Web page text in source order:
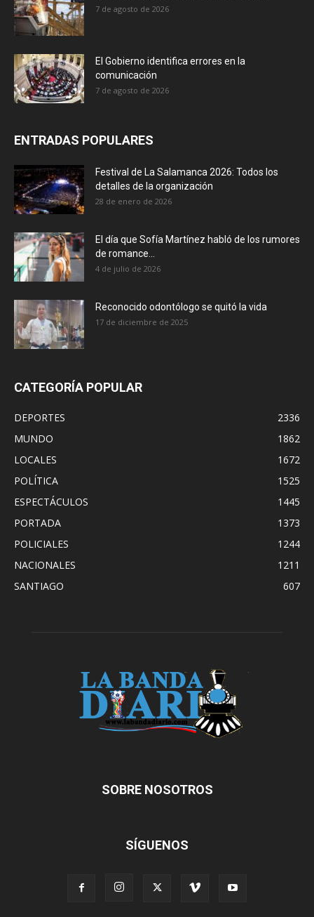
7 de agosto de 2026
El Gobierno identifica errores en la
comunicación
7 de agosto de 2026
ENTRADAS POPULARES
Festival de La Salamanca 2026: Todos los
detalles de la organización
28 de enero de 2026
El día que Sofía Martínez habló de los rumores
de romance...
4 de julio de 2026
Reconocido odontólogo se quitó la vida
17 de diciembre de 2025
CATEGORÍA POPULAR
DEPORTES
2336
MUNDO
1862
LOCALES
1672
POLÍTICA
1525
ESPECTÁCULOS
1445
PORTADA
1373
POLICIALES
1244
NACIONALES
1211
SANTIAGO
607
SOBRE NOSOTROS
SÍGUENOS